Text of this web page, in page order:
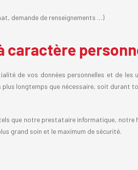
demande de renseignements …)
caractère
de vos données personnelles et de
plus longtemps que nécessaire, soit
que notre prestataire informatique,
grand soin et le maximum de sécurité.